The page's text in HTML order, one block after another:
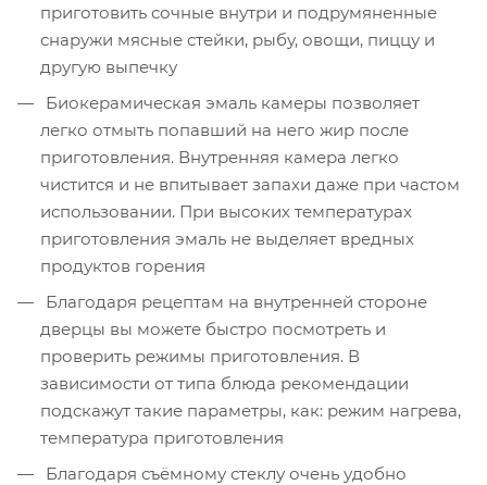
приготовить сочные внутри и подрумяненные
снаружи мясные стейки, рыбу, овощи, пиццу и
другую выпечку
Биокерамическая эмаль камеры позволяет
легко отмыть попавший на него жир после
приготовления. Внутренняя камера легко
чистится и не впитывает запахи даже при частом
использовании. При высоких температурах
приготовления эмаль не выделяет вредных
продуктов горения
Благодаря рецептам на внутренней стороне
дверцы вы можете быстро посмотреть и
проверить режимы приготовления. В
зависимости от типа блюда рекомендации
подскажут такие параметры, как: режим нагрева,
температура приготовления
Благодаря съёмному стеклу очень удобно